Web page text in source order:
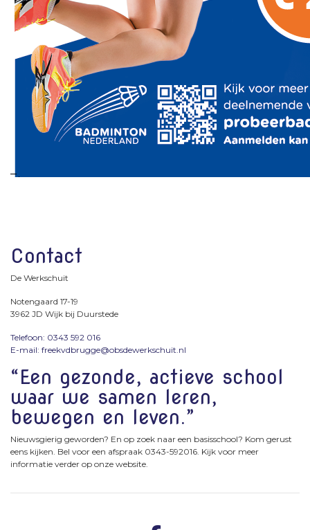
Contact
De Werkschuit
Notengaard 17-19
3962 JD Wijk bij Duurstede
Telefoon: 0343 592 016
E-mail: freekvdbrugge@obsdewerkschuit.nl
“Een gezonde, actieve school
waar we samen leren,
bewegen en leven.”
Nieuwsgierig geworden? En op zoek naar een basisschool? Kom gerust
eens kijken. Bel voor een afspraak 0343-592016. Kijk voor meer
informatie verder op onze website.